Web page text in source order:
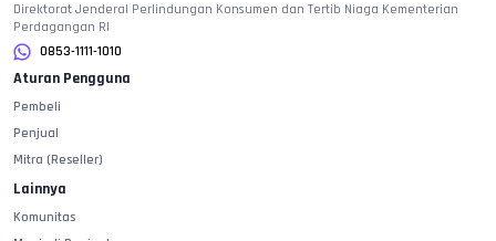
Direktorat Jenderal Perlindungan Konsumen dan Tertib Niaga Kementerian
Perdagangan RI
0853-1111-1010
Aturan Pengguna
Pembeli
Penjual
Mitra (Reseller)
Lainnya
Komunitas